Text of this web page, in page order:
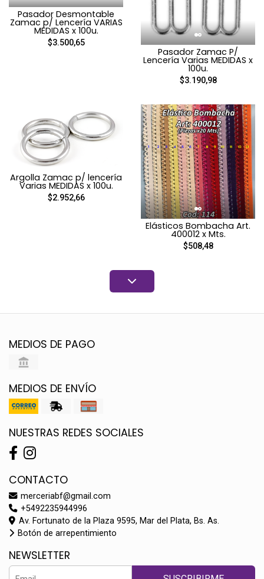
Pasador Desmontable
Zamac p/ Lencería VARIAS
MEDIDAS x 100u.
$3.500,65
Pasador Zamac P/
Lencería Varias MEDIDAS x
100u.
$3.190,98
Argolla Zamac p/ lencería
Varias MEDIDAS x 100u.
$2.952,66
Elásticos Bombacha Art.
400012 x Mts.
$508,48
MEDIOS DE PAGO
MEDIOS DE ENVÍO
NUESTRAS REDES SOCIALES
CONTACTO
merceriabf@gmail.com
+5492235944996
Av. Fortunato de la Plaza 9595, Mar del Plata, Bs. As.
Botón de arrepentimiento
NEWSLETTER